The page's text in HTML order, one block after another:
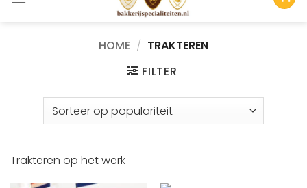
HOME / TRAKTEREN
FILTER
Trakteren op het werk